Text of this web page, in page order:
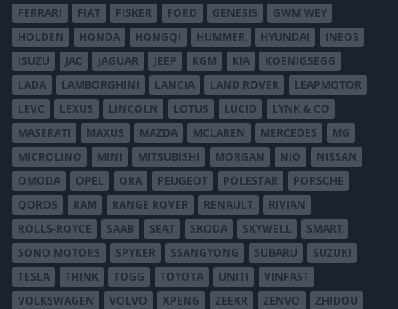
FERRARI
FIAT FISKER FORD GENESIS
GWM WEY
HOLDEN
HONDA HONGQI HUMMER HYUNDAI
INEOS
ISUZU
JAC JAGUAR JEEP KGM KIA
KOENIGSEGG
LADA
LAMBORGHINI LANCIA LAND ROVER
LEAPMOTOR
LEVC
LEXUS LINCOLN LOTUS LUCID
LYNK & CO
MASERATI
MAXUS MAZDA MCLAREN MERCEDES
MG
MICROLINO
MINI MITSUBISHI MORGAN NIO
NISSAN
OMODA
OPEL ORA PEUGEOT POLESTAR
PORSCHE
QOROS
RAM RANGE ROVER RENAULT
RIVIAN
ROLLS-ROYCE
SAAB SEAT SKODA SKYWELL
SMART
SONO MOTORS
SPYKER SSANGYONG SUBARU
SUZUKI
TESLA
THINK TOGG TOYOTA UNITI
VINFAST
VOLKSWAGEN
VOLVO XPENG ZEEKR ZENVO ZHIDOU